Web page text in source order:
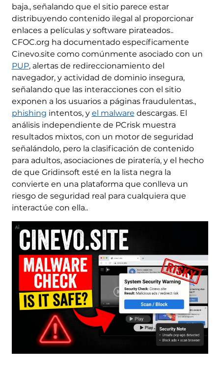
baja., señalando que el sitio parece estar
distribuyendo contenido ilegal al proporcionar
enlaces a películas y software pirateados..
CFOC.org ha documentado específicamente
Cinevo.site como comúnmente asociado con un
PUP, alertas de redireccionamiento del
navegador, y actividad de dominio insegura,
señalando que las interacciones con el sitio
exponen a los usuarios a páginas fraudulentas.,
phishing intentos, y el malware descargas. El
análisis independiente de PCrisk muestra
resultados mixtos, con un motor de seguridad
señalándolo, pero la clasificación de contenido
para adultos, asociaciones de piratería, y el hecho
de que Gridinsoft esté en la lista negra la
convierte en una plataforma que conlleva un
riesgo de seguridad real para cualquiera que
interactúe con ella..